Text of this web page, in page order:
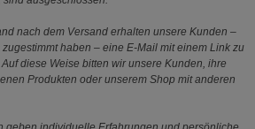
nach dem Versand erhalten unsere Kunden –
haben – eine E-Mail mit einem Link zu
diese Weise bitten wir unsere Kunden, ihre
Produkten oder unserem Shop mit anderen